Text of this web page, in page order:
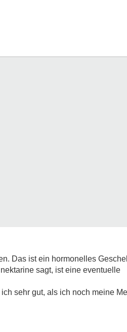
Das ist ein hormonelles
sagt, ist eine eventuelle
sehr gut, als ich noch meine